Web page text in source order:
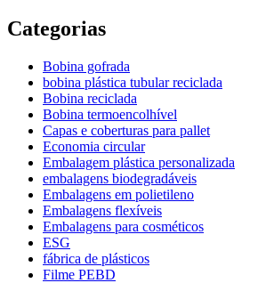
Categorias
Bobina gofrada
bobina plástica tubular reciclada
Bobina reciclada
Bobina termoencolhível
Capas e coberturas para pallet
Economia circular
Embalagem plástica personalizada
embalagens biodegradáveis
Embalagens em polietileno
Embalagens flexíveis
Embalagens para cosméticos
ESG
fábrica de plásticos
Filme PEBD